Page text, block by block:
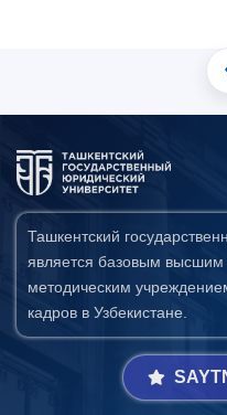
Ташкентский
является базовым
методическим
кадров в Узбекистане.